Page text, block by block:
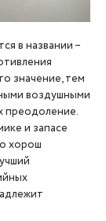
в названии –
значение, тем
воздушными
преодоление.
и запасе
хорош